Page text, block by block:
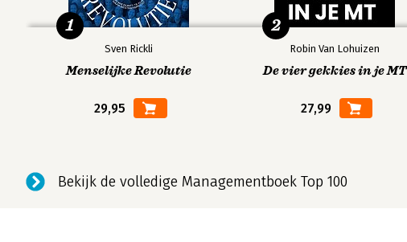
Sven Rickli
Menselijke Revolutie
29,95
1
Robin Van Lohuizen
De vier gekkies in je MT
27,99
2
Bekijk de volledige Managementboek Top 100